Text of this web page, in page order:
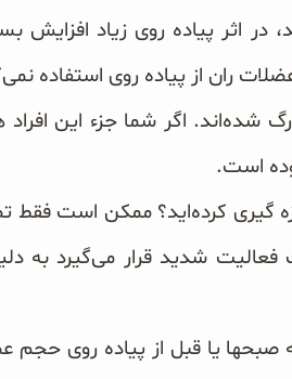
در اثر پیاده روی زیاد
ران از پیاده روی استفاده
شده‌اند. اگر شما جزء این
است.
گیری کرده‌اید؟ ممکن است فقط
شدید قرار می‌گیرد به
یا قبل از پیاده روی حجم